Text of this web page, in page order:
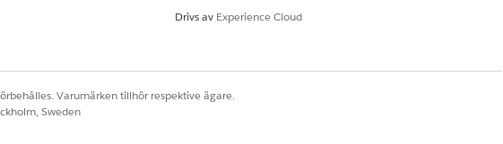
Drivs av Experience Cloud
Varumärken tillhör respektive ägare.
Sweden